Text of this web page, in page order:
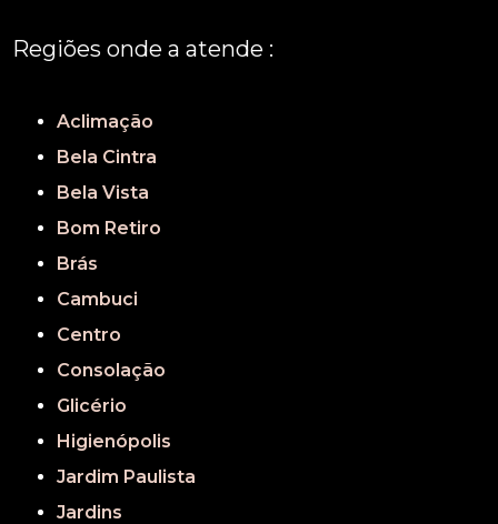
Regiões onde a atende :
Aclimação
Bela Cintra
Bela Vista
Bom Retiro
Brás
Cambuci
Centro
Consolação
Glicério
Higienópolis
Jardim Paulista
Jardins